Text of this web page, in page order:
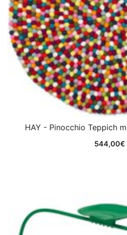
HAY - Pinocchio Teppich
544,00€